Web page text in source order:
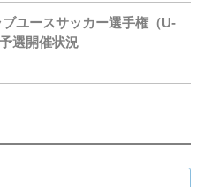
ユースサッカー選手権（U-
選開催状況